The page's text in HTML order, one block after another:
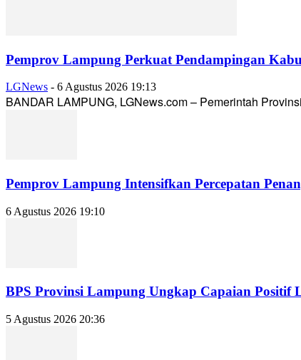
Pemprov Lampung Perkuat Pendampingan
LGNews - 6 Agustus 2026 19:13
BANDAR LAMPUNG, LGNews.com – Pemerintah
Pemprov Lampung Intensifkan Percepatan
6 Agustus 2026 19:10
BPS Provinsi Lampung Ungkap Capaian
5 Agustus 2026 20:36